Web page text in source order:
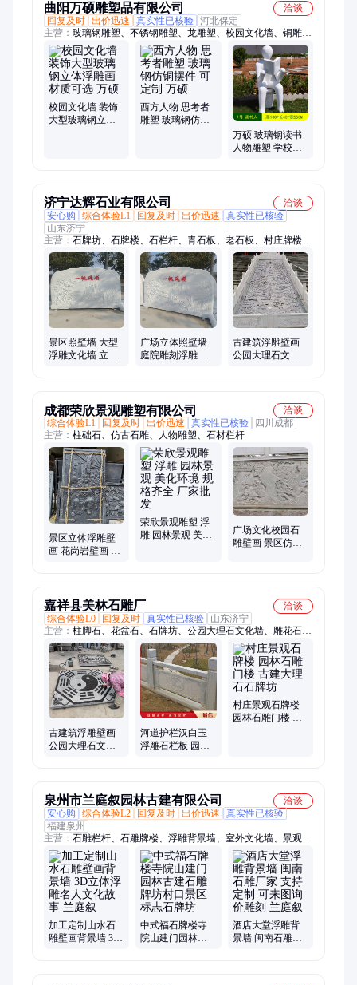
曲阳万硕雕塑品有限公司
洽谈
回复及时 出价迅速 真实性已核验 河北保定
主营： 玻璃钢雕塑、不锈钢雕塑、龙雕塑、校园文化墙、铜雕
塑、工艺品、小动物、人雕塑、背景墙、kaws雕塑、户外园林、
广场雕塑、瓶子雕塑、商场活动、人物雕塑、雕塑树脂、雕刻人
像、卡通雕塑、动物雕塑、校园雕塑、抽象雕塑、果蔬雕塑
校园文化墙 装饰
大型玻璃钢立体
西方人物 思考者
雕塑 玻璃钢仿铜
万硕 玻璃钢读书
人物雕塑 学校景
济宁达辉石业有限公司
洽谈
安心购
综合体验L1 回复及时 出价迅速
真实性已核验
山东济宁
主营： 石牌坊、石牌楼、石栏杆、青石板、老石板、村庄牌楼、
农村石牌坊、村口石牌坊、乡村石牌坊、村口石牌楼、乡村石牌
楼、景区石牌坊、寺庙石牌坊、河道石护栏、观音像、石雕龙
柱、石狮子、石雕麒麟、抱鼓石、台阶石、石雕大象、柱墩石、
石雕壁画、陵园墓地石牌坊、桥梁石栏杆
景区照壁墙 大型
浮雕文化墙 立体
广场立体照壁墙
庭院雕刻浮雕迎
古建筑浮雕壁画
公园大理石文化
成都荣欣景观雕塑有限公司
洽谈
综合体验L1
回复及时 出价迅速 真实性已核验
四川成都
主营： 柱础石、仿古石雕、人物雕塑、石材栏杆
景区立体浮雕壁
画 花岗岩壁画 景
荣欣景观雕塑 浮
雕 园林景观 美化
广场文化校园石
雕壁画 景区仿古
嘉祥县美林石雕厂
洽谈
综合体验L0
回复及时 真实性已核验
山东济宁
主营： 柱脚石、花盆石、石牌坊、公园大理石文化墙、雕花石、
柱顶石、雕壁画、大理石、石板材、老石缸、石桌子、老石鼓、
石鼓墩、石护栏、石栏杆、柱墩石、石磨石、花岗岩、亚光板、
柱鼓石、桌石凳、台阶石、门牌石、护栏杆、柱础石、石界桩
古建筑浮雕壁画
公园大理石文化
河道护栏汉白玉
浮雕石栏板 园林
村庄景观石牌楼
园林石雕门楼 古
泉州市兰庭叙园林古建有限公司
洽谈
安心购
综合体验L2 回复及时 出价迅速
真实性已核验
福建泉州
主营： 石雕栏杆、石雕牌楼、浮雕背景墙、室外文化墙、景观石
雕龙柱、祠堂花岗岩浮雕、农村三门石牌坊、石雕狮子、石雕大
象、石雕麒麟、石雕青石龙柱、石雕佛像、石雕牌坊
加工定制山水石
雕壁画背景墙 3D
中式福石牌楼寺
院山建门园林古
酒店大堂浮雕背
景墙 闽南石雕厂